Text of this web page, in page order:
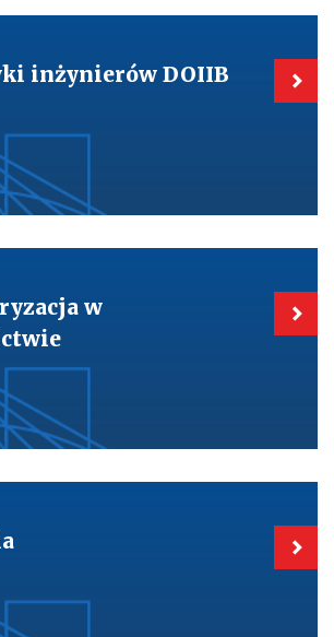
inżynierów DOIIB
w